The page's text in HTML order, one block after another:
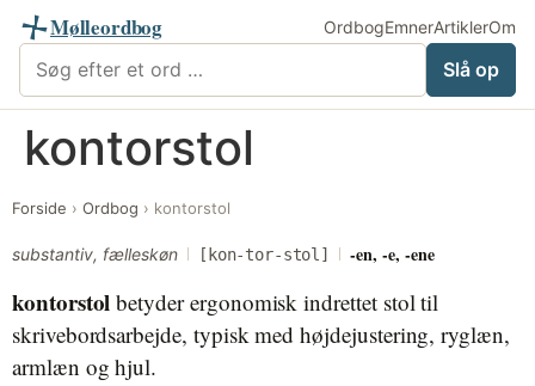
Mølleordbog OrdbogEmnerArtiklerOm
Søg i Mølleordbog
Slå op
kontorstol
Forside › Ordbog › kontorstol
substantiv, fælleskøn [kon-tor-stol] -en, -e, -ene
kontorstol betyder ergonomisk indrettet stol til
skrivebordsarbejde, typisk med højdejustering, ryglæn,
armlæn og hjul.